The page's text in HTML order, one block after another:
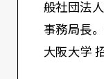
般社団法
事務局長
大阪大学